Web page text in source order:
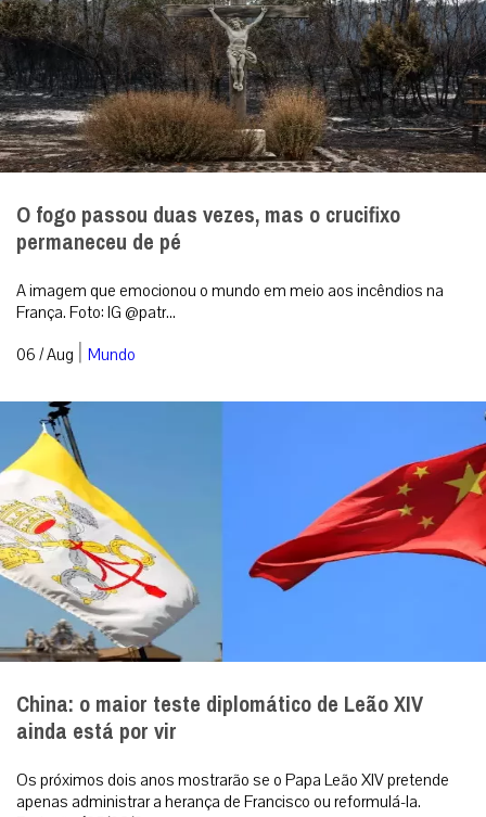
O fogo passou duas vezes, mas o crucifixo
permaneceu de pé
A imagem que emocionou o mundo em meio aos incêndios na
França. Foto: IG @patr...
06 / Aug | Mundo
China: o maior teste diplomático de Leão XIV
ainda está por vir
Os próximos dois anos mostrarão se o Papa Leão XIV pretende
apenas administrar a herança de Francisco ou reformulá-la.